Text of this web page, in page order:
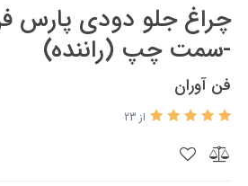
چراغ جلو دودی پارس
-سمت چپ (راننده)
فن آوران
از 23